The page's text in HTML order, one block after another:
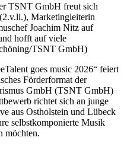
TSNT GmbH freut sich
Marketingleiterin
Joachim Nitz auf
hofft auf viele
TSNT GmbH)
goes music 2026“ feiert
Förderformat der
GmbH (TSNT GmbH)
richtet sich an junge
aus Ostholstein und Lübeck
selbstkomponierte Musik
möchten.